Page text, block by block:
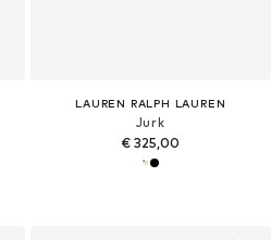
LAUREN RALPH LAUREN
Jurk
€ 325,00